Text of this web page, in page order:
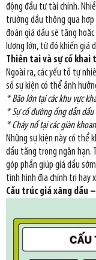
động đầu tư tài chính.
trường dầu thông qua
đoán giá dầu sẽ tăng
lượng lớn, từ đó khiến giá
Thiên tai và sự cố khai
Ngoài ra, các yếu tố tự
số sự kiện có thể ảnh
* Bão lớn tại các khu vực
* Sự cố đường ống dẫn dầu
* Cháy nổ tại các giàn
Những sự kiện này có thể
dầu tăng trong ngắn hạn.
góp phần giúp giá dầu
tình hình địa chính trị hay
Cấu trúc giá xăng dầu